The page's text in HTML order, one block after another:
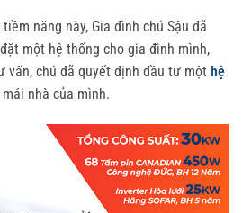
năng này, Gia đình chú Sậu đã
một hệ thống cho gia đình mình,
vấn, chú đã quyết định đầu tư một hệ
nhà của mình.